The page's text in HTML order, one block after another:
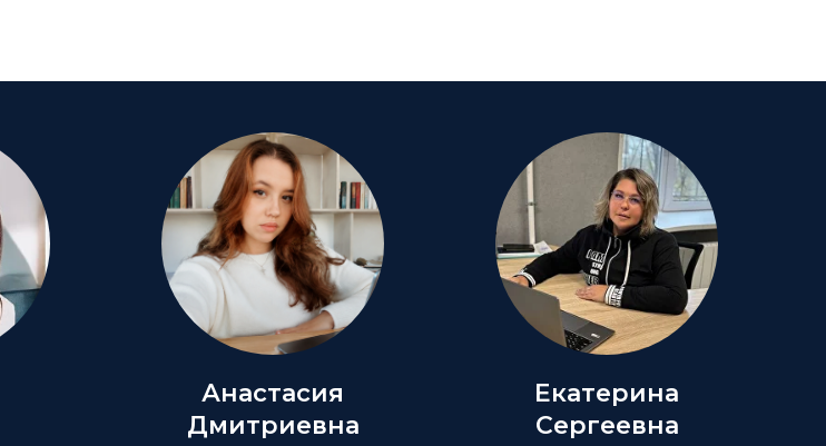
Анастасия
Дмитриевна
Екатерина
Сергеевна